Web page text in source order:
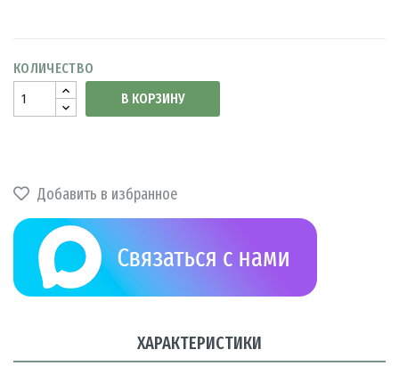
КОЛИЧЕСТВО
В КОРЗИНУ
Добавить в избранное
ХАРАКТЕРИСТИКИ